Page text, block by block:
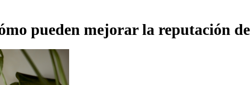
pueden mejorar la reputación